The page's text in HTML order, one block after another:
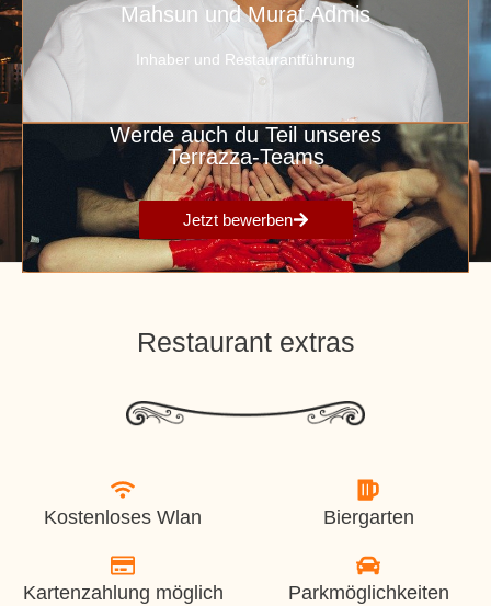
Mahsun und Murat Admis
Inhaber und Restaurantführung
Werde auch du Teil unseres
Terrazza-Teams
Jetzt bewerben
Restaurant extras
Kostenloses Wlan Biergarten
Kartenzahlung möglich Parkmöglichkeiten